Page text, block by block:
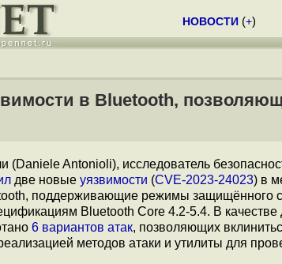
НОВОСТИ (+)
в Bluetooth,
(Daniele Antonioli), исследователь
две новые уязвимости (CVE-2023-24023) в
поддерживающие режимы защищённого
Bluetooth Core 4.2-5.4. В
6 вариантов атак, позволяющих
методов атаки и утилиты для